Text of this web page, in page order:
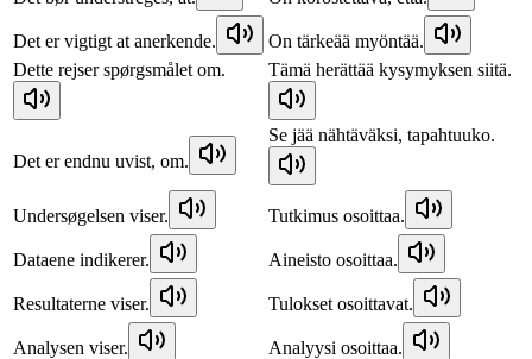
Det er vigtigt at anerkende.
On tärkeää myöntää.
Dette rejser spørgsmålet om.
Tämä herättää kysymyksen siitä.
Det er endnu uvist, om.
Se jää nähtäväksi, tapahtuuko.
Undersøgelsen viser. Tutkimus osoittaa.
Dataene indikerer. Aineisto osoittaa.
Resultaterne viser. Tulokset osoittavat.
Analysen viser. Analyysi osoittaa.